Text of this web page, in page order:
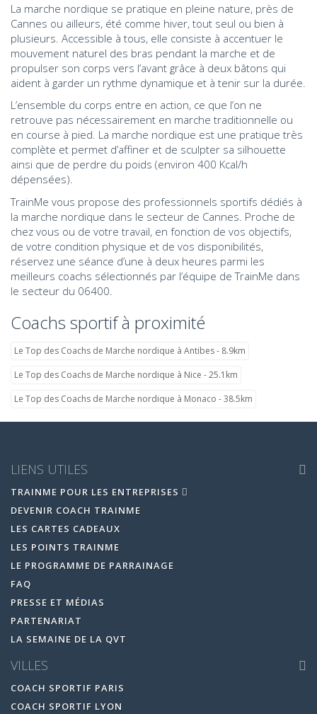
La marche nordique se pratique en pleine nature, près de
Cannes ou ailleurs, été comme hiver, tout seul ou bien à
plusieurs. Accessible à tous, elle consiste à accentuer le
mouvement naturel des bras pendant la marche et de
propulser son corps vers l’avant grâce à deux bâtons qui
aident à garder un rythme dynamique et à tenir sur la durée.
L’ensemble du corps entre en action, ce que l’on ne
retrouve pas nécessairement en marche traditionnelle ou
en course à pied. La marche nordique est une pratique très
complète et permet d’affiner et de sculpter sa silhouette
ainsi que de perdre du poids (environ 400 Kcal/h
dépensées).
TrainMe vous propose des professionnels sportifs dédiés à
la marche nordique dans le secteur de Cannes. Proche de
chez vous ou de votre travail, en fonction de vos objectifs,
de votre condition physique et de vos disponibilités,
réservez une séance d’une à deux heures parmi les
meilleurs coachs sélectionnés par l’équipe de TrainMe dans
le secteur du 06400.
Coachs sportif à proximité
Le Top des Coachs de Marche nordique à Antibes - 8.9km
Le Top des Coachs de Marche nordique à Nice - 25.1km
Le Top des Coachs de Marche nordique à Monaco - 38.5km
LIENS UTILES
TRAINME POUR LES ENTREPRISES
DEVENIR COACH TRAINME
LES CARTES CADEAUX
LES POINTS TRAINME
LE PROGRAMME DE PARRAINAGE
FAQ
PRESSE ET MÉDIAS
PARTENARIAT
LA SEMAINE DE LA QVT
VILLES
COACH SPORTIF PARIS
COACH SPORTIF LYON